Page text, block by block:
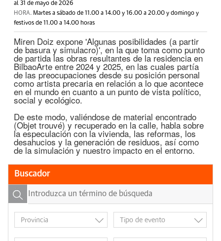
al 31 de mayo de 2026
HORA. Martes a sábado de 11.00 a 14.00 y 16.00 a 20.00 y domingo y
festivos de 11.00 a 14.00 horas
Miren Doiz expone 'Algunas posibilidades (a partir
de basura y simulacro)', en la que toma como punto
de partida las obras resultantes de la residencia en
BilbaoArte entre 2024 y 2025, en las cuales partía
de las preocupaciones desde su posición personal
como artista precaria en relación a lo que acontece
en el mundo en cuanto a un punto de vista político,
social y ecológico.
De este modo, valiéndose de material encontrado
(Objet trouvé) y recuperado en la calle, habla sobre
la especulación con la vivienda, las reformas, los
desahucios y la generación de residuos, así como
de la simulación y nuestro impacto en el entorno.
Buscador